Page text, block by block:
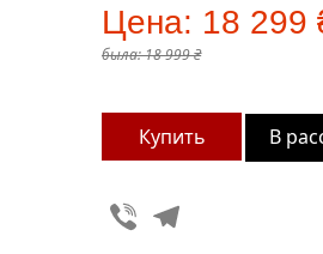
Цена: 18 299
была:18 999 ₴
В
Viber